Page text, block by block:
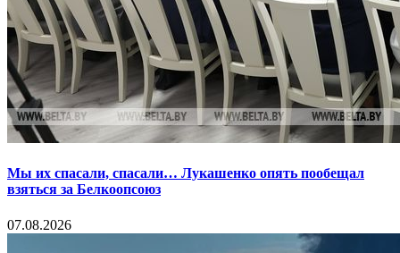
Мы их спасали, спасали… Лукашенко опять пообещал
взяться за Белкоопсоюз
07.08.2026